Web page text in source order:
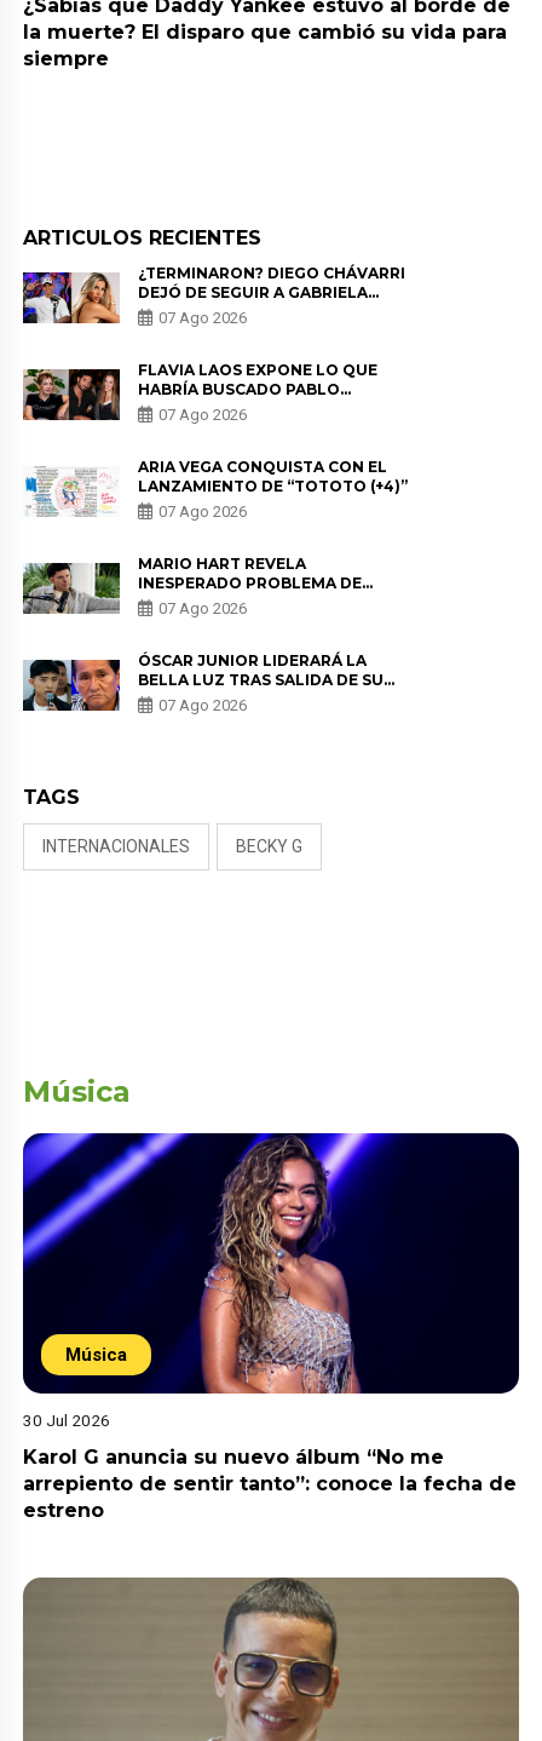
¿Sabías que Daddy Yankee estuvo al borde de
la muerte? El disparo que cambió su vida para
siempre
ARTICULOS RECIENTES
¿TERMINARON? DIEGO CHÁVARRI
DEJÓ DE SEGUIR A GABRIELA
HERRERA Y ANUNCIA SU SALIDA
DE PÓDCAST
07 Ago 2026
FLAVIA LAOS EXPONE LO QUE
HABRÍA BUSCADO PABLO
HEREDIA CON ALE FULLER: “UNA
DE LAS PARTES QUERÍA EL
07 Ago 2026
ARIA VEGA CONQUISTA CON EL
LANZAMIENTO DE “TOTOTO (+4)”
07 Ago 2026
MARIO HART REVELA
INESPERADO PROBLEMA DE
SALUD ANTES DE SEPARARSE DE
KORINA: “ME ENCONTRARON UN
07 Ago 2026
ÓSCAR JUNIOR LIDERARÁ LA
BELLA LUZ TRAS SALIDA DE SU
PADRE POR POLÉMICA CON
NALDY SALDAÑA
07 Ago 2026
TAGS
INTERNACIONALES BECKY G
Música
Música
30 Jul 2026
Karol G anuncia su nuevo álbum “No me
arrepiento de sentir tanto”: conoce la fecha de
estreno